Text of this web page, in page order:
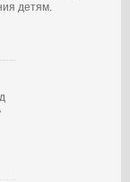
детям.